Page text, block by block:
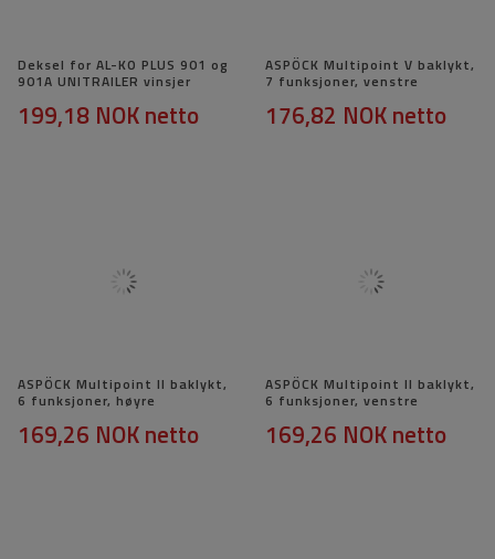
Deksel for AL-KO PLUS 901 og
901A UNITRAILER vinsjer
199,18 NOKnetto
ASPÖCK Multipoint V baklykt,
7 funksjoner, venstre
176,82 NOKnetto
ASPÖCK Multipoint II baklykt,
6 funksjoner, høyre
169,26 NOKnetto
ASPÖCK Multipoint II baklykt,
6 funksjoner, venstre
169,26 NOKnetto